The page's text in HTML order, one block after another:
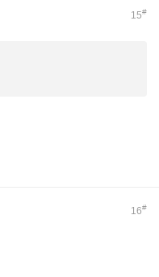
15#
16#